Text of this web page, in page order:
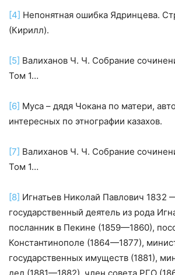
[4] Непонятная ошибка Ядринцева.
(Кирилл).
[5] Валиханов Ч. Ч. Собрание
Том 1…
[6] Муса – дядя Чокана по матери,
интересных по этнографии казахов.
[7] Валиханов Ч. Ч. Собрание
Том 1…
[8] Игнатьев Николай Павлович 1832
государственный деятель из рода
посланник в Пекине (1859—1860),
Константинополе (1864—1877),
государственных имуществ (1881),